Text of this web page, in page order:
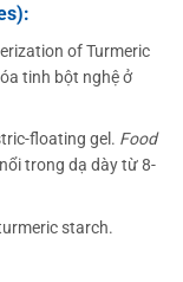
of Turmeric
tinh bột nghệ ở
floating gel. Food
trong dạ dày từ 8-
starch.